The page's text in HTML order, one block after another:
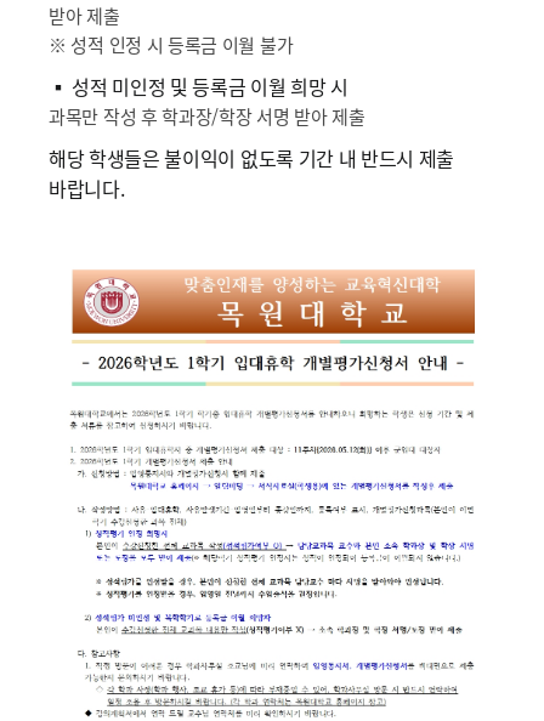
받아 제출
※ 성적 인정 시 등록금 이월 불가
▪ 성적 미인정 및 등록금 이월 희망 시
과목만 작성 후 학과장/학장 서명 받아 제출
해당 학생들은 불이익이 없도록 기간 내 반드시 제출
바랍니다.